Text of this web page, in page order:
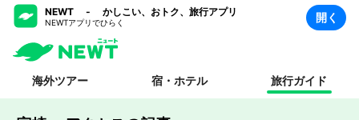
NEWT - かしこい、おトク、旅行アプリ
NEWTアプリでひらく 開く
海外ツアー 宿・ホテル 旅行ガイド